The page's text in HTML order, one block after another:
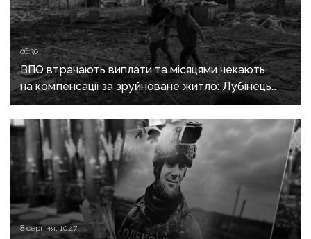
06:30
ВПО втрачають виплати та місяцями чекають
на компенсації за зруйноване житло: Лубінець
вимагає змін від уряду
8 серпня, 10:47